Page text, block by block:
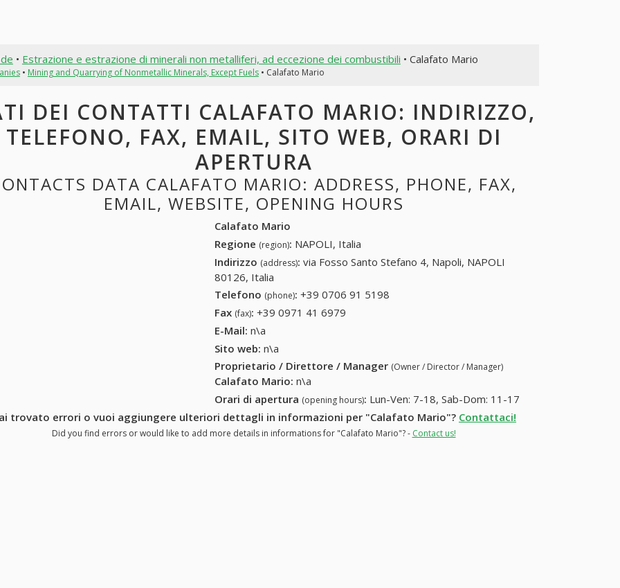
• Estrazione e estrazione di minerali non metalliferi, ad eccezione dei combustibili • Calafato Mario
• Mining and Quarrying of Nonmetallic Minerals, Except Fuels• Calafato Mario
DEI CONTATTI CALAFATO MARIO: INDIRIZZO,
TELEFONO, FAX, EMAIL, SITO WEB, ORARI DI
APERTURA
DATA CALAFATO MARIO: ADDRESS, PHONE, FAX,
EMAIL, WEBSITE, OPENING HOURS
Calafato Mario
Regione (region): NAPOLI, Italia
Indirizzo (address): via Fosso Santo Stefano 4, Napoli, NAPOLI
80126, Italia
Telefono (phone): +39 0706 91 5198
Fax (fax): +39 0971 41 6979
E-Mail: n\a
Sito web: n\a
Proprietario / Direttore / Manager (Owner / Director / Manager)
Calafato Mario: n\a
Orari di apertura (opening hours): Lun-Ven: 7-18, Sab-Dom: 11-17
trovato errori o vuoi aggiungere ulteriori dettagli in informazioni per "Calafato Mario"? Contattaci!
Did you find errors or would like to add more details in informations for "Calafato Mario"? - Contact us!